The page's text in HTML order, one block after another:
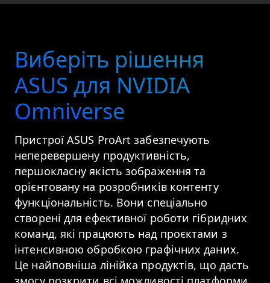
Виберіть рішення
ASUS для NVIDIA
Omniverse
Пристрої ASUS ProArt забезпечують
неперевершену продуктивність,
першокласну якість зображення та
орієнтовану на розробників контенту
функціональність. Вони спеціально
створені для ефективної роботи гібридних
команд, які працюють над проєктами з
інтенсивною обробкою графічних даних.
Це найповніша лінійка продуктів, що дасть